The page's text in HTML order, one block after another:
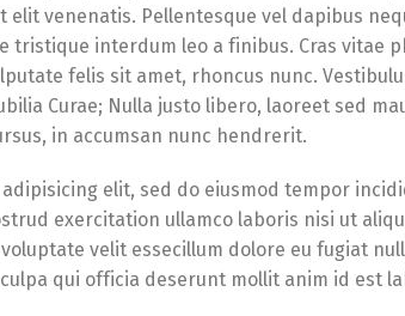
venenatis. Pellentesque vel dapibus
tristique interdum leo a finibus. Cras vitae
felis sit amet, rhoncus nunc.
Curae; Nulla justo libero, laoreet sed
in accumsan nunc hendrerit.
elit, sed do eiusmod tempor
exercitation ullamco laboris nisi ut
velit essecillum dolore eu fugiat
qui officia deserunt mollit anim id est